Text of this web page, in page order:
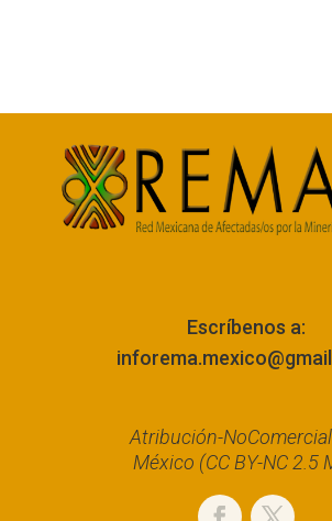
Escríbenos a:
Atribución-
México (CC BY-NC 2.5